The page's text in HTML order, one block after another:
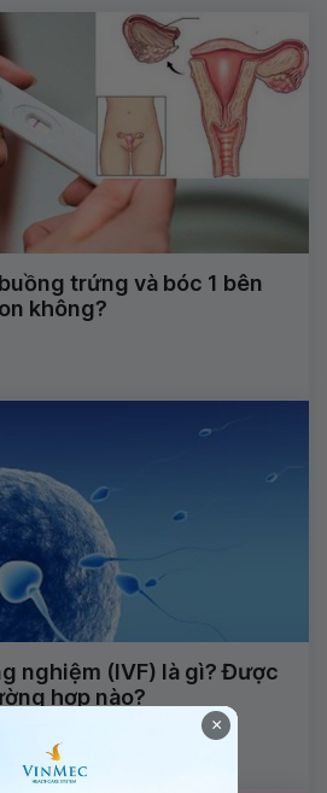
trứng và bóc 1 bên
không?
nghiệm (IVF) là gì? Được
hợp nào?
×